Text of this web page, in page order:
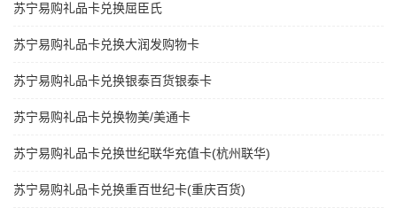
苏宁易购礼品卡兑换屈臣氏
苏宁易购礼品卡兑换大润发购物卡
苏宁易购礼品卡兑换银泰百货银泰卡
苏宁易购礼品卡兑换物美/美通卡
苏宁易购礼品卡兑换世纪联华充值卡(杭州联华)
苏宁易购礼品卡兑换重百世纪卡(重庆百货)